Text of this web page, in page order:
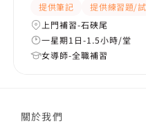
提供筆記 提供練習題/
上門補習-石硤尾
一星期1日-1.5小時/堂
女導師-全職補習
關於我們